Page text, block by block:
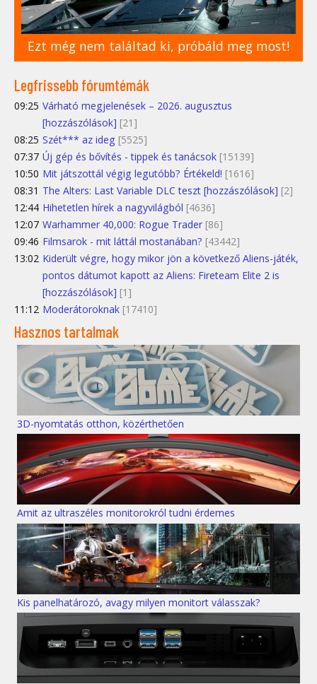
Ezt még nem találtad ki, próbáld meg most!
Legfrissebb fórumtémák
09:25 Várható megjelenések – 2026. augusztus
[hozzászólások] [21]
08:25 Szét*** az ideg [5525]
07:37 Új gép és bővítés - tippek és tanácsok [15139]
10:50 Mit játszottál végig legutóbb? Értékeld! [1616]
08:31 The Alters: Last Variable DLC teszt [hozzászólások] [2]
12:44 Hihetetlen hírek a nagyvilágból [4636]
12:07 Warhammer 40,000: Rogue Trader [86]
09:46 Filmsarok - mit láttál mostanában? [43442]
13:02 Kiderült végre, hogy mikor jön a következő Aliens-játék,
pontos dátumot kapott az Aliens: Fireteam Elite 2 is
[hozzászólások] [1]
11:12 Moderátoroknak [17410]
Hasznos tartalmak
3D-nyomtatás otthon, közérthetően
Amit az ultraszéles monitorokról tudni érdemes
Kis panelhatározó, avagy milyen monitort válasszak?